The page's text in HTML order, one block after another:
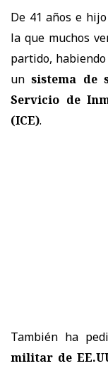
De 41 años e
la que muchos
partido, habiendo
unsistema de
Servicio de
(ICE).
También ha
militar de